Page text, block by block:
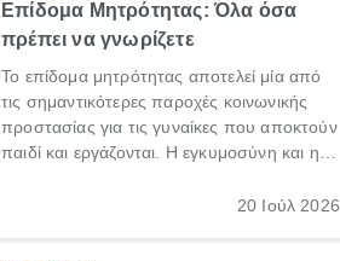
Επίδομα Μητρότητας: Όλα όσα
πρέπει να γνωρίζετε
Το επίδομα μητρότητας αποτελεί μία από
τις σημαντικότερες παροχές κοινωνικής
προστασίας για τις γυναίκες που αποκτούν
παιδί και εργάζονται. Η εγκυμοσύνη και η
σημαντική περίοδος στη ζωή κάθε20 Ιούλ 2026